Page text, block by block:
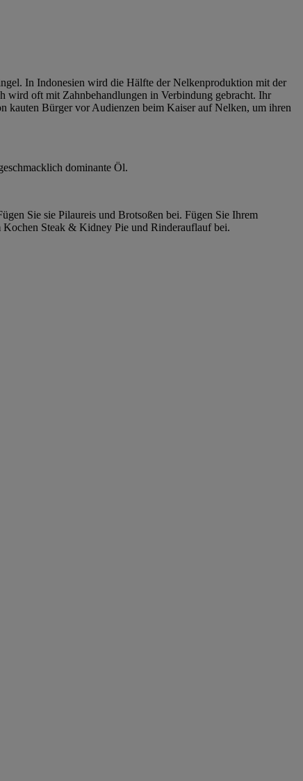
In Indonesien wird die Hälfte der Nelkenproduktion mit der
wird oft mit Zahnbehandlungen in Verbindung gebracht. Ihr
kauten Bürger vor Audienzen beim Kaiser auf Nelken, um ihren
dominante Öl.
Sie sie Pilaureis und Brotsoßen bei. Fügen Sie Ihrem
Steak & Kidney Pie und Rinderauflauf bei.